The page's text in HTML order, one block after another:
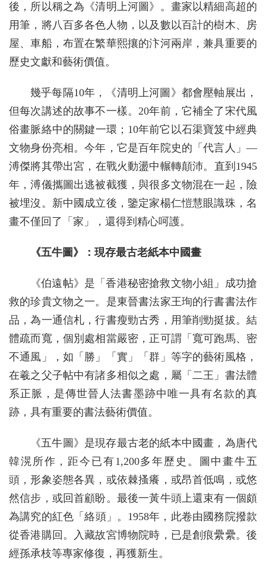
後，所以稱之為《清明上河圖》。畫家以精細高超的
用筆，將八百多各色人物，以及數以百計的樹木、房
屋、車船，布置在繁華熙攘的汴河兩岸，兼具重要的
歷史文獻和藝術價值。
幾乎每隔10年，《清明上河圖》都會壓軸展出，
但每次講述的故事不一樣。20年前，它補全了宋代風
俗畫脈絡中的關鍵一環；10年前它以石渠寶笈中經典
文物身份亮相。今年，它是百年院史的「代言人」—
溥傑將其帶出宮，在戰火動盪中輾轉顛沛。直到1945
年，溥儀攜圖出逃被截獲，與很多文物混在一起，險
被埋沒。新中國成立後，鑒定家楊仁愷慧眼識珠，名
畫不僅回了「家」，還得到精心呵護。
《五牛圖》：現存最古老紙本中國畫
《伯遠帖》是「香港秘密搶救文物小組」成功搶
救的珍貴文物之一。是東晉書法家王珣的行書書法作
品，為一通信札，行書瘦勁古秀，用筆削勁挺拔。結
體疏而寬，個別處相當嚴密，正可謂「寬可跑馬、密
不通風」，如「勝」「實」「群」等字的藝術風格，
在羲之父子帖中有諸多相似之處，屬「二王」書法體
系正脈，是傳世晉人法書墨跡中唯一具有名款的真
跡，具有重要的書法藝術價值。
《五牛圖》是現存最古老的紙本中國畫，為唐代
韓滉所作，距今已有1,200多年歷史。圖中畫牛五
頭，形象姿態各異，或依棘搔癢，或昂首低鳴，或悠
然信步，或回首顧盼。最後一黃牛頭上還束有一個頗
為講究的紅色「絡頭」。1958年，此卷由國務院撥款
從香港購回。入藏故宮博物院時，已是創痕纍纍。後
經孫承枝等專家修復，再獲新生。